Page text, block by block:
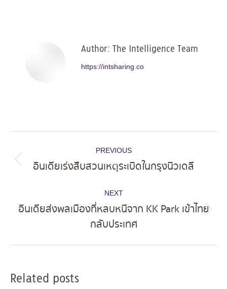
Author: The Intelligence Team
https://intsharing.co
navigation
PREVIOUS
Previous
อินเดียเร่งสืบสวนเหตุระเบิดในกรุงนิวเดลี
NEXT
post:
อินเดียส่งพลเมืองที่หลบหนีจาก KK Park เข้าไทย
กลับประเทศ
Related posts